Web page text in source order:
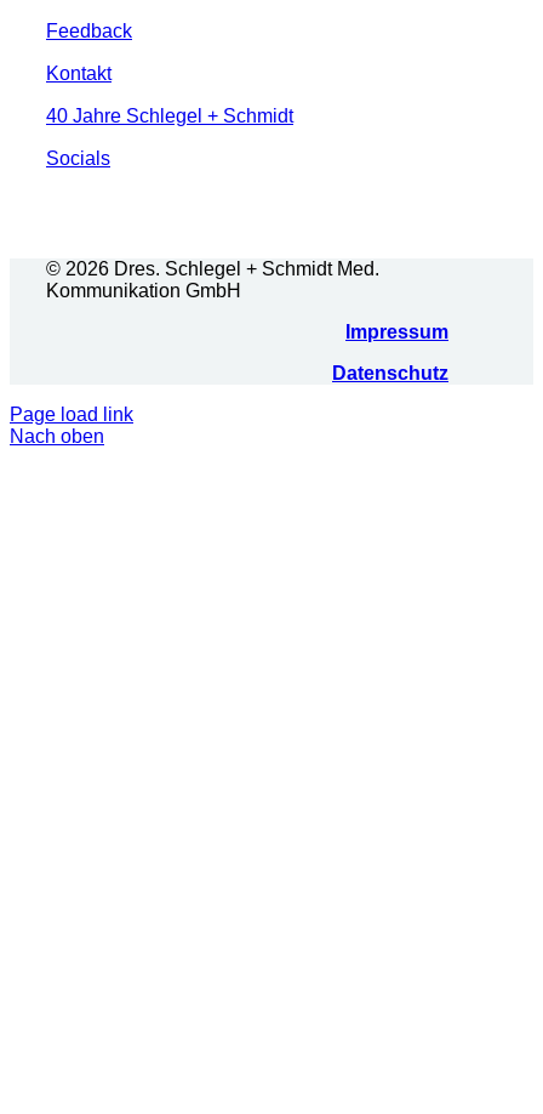
Feedback
Kontakt
40 Jahre Schlegel + Schmidt
Socials
© 2026 Dres. Schlegel + Schmidt Med.
Kommunikation GmbH
Impressum
Datenschutz
Page load link
Nach oben